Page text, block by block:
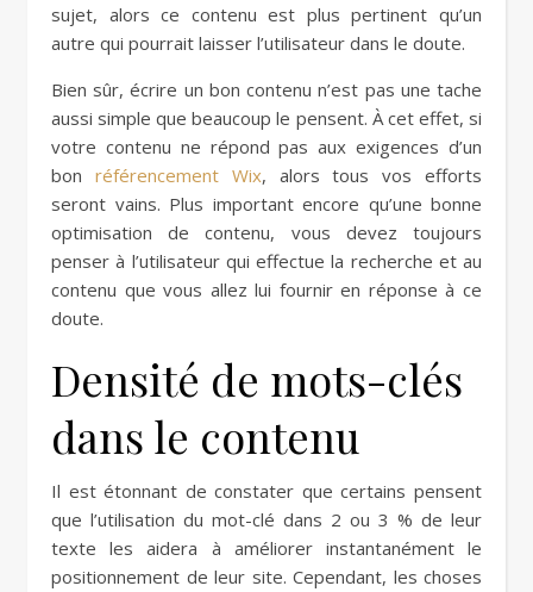
sujet, alors ce contenu est plus pertinent qu’un
autre qui pourrait laisser l’utilisateur dans le doute.
Bien sûr, écrire un bon contenu n’est pas une tache
aussi simple que beaucoup le pensent. À cet effet, si
votre contenu ne répond pas aux exigences d’un
bon référencement Wix, alors tous vos efforts
seront vains. Plus important encore qu’une bonne
optimisation de contenu, vous devez toujours
penser à l’utilisateur qui effectue la recherche et au
contenu que vous allez lui fournir en réponse à ce
doute.
Densité de mots-clés
dans le contenu
Il est étonnant de constater que certains pensent
que l’utilisation du mot-clé dans 2 ou 3 % de leur
texte les aidera à améliorer instantanément le
positionnement de leur site. Cependant, les choses